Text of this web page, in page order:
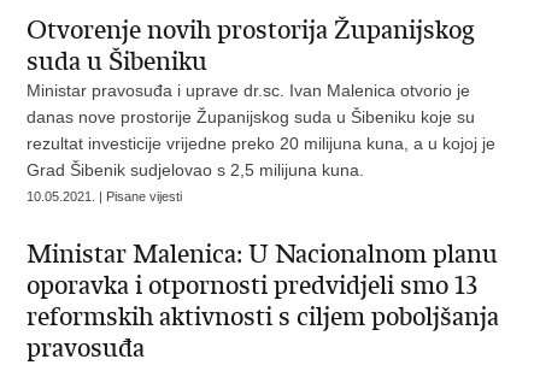
Otvorenje novih prostorija Županijskog
suda u Šibeniku
Ministar pravosuđa i uprave dr.sc. Ivan Malenica otvorio je
danas nove prostorije Županijskog suda u Šibeniku koje su
rezultat investicije vrijedne preko 20 milijuna kuna, a u kojoj je
Grad Šibenik sudjelovao s 2,5 milijuna kuna.
10.05.2021. | Pisane vijesti
Ministar Malenica: U Nacionalnom planu
oporavka i otpornosti predvidjeli smo 13
reformskih aktivnosti s ciljem poboljšanja
pravosuđa